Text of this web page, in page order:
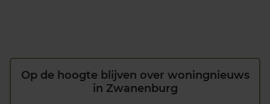
Op de hoogte blijven over woningnieuws
in Zwanenburg